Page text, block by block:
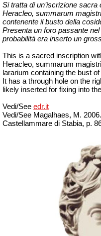
Si tratta di un’iscrizione
Heracleo, summarum
contenente il busto della
Presenta un foro passante
probabilità era inserto un
This is a sacred inscription
Heracleo, summarum
lararium containing the bust
It has a through hole on the
likely inserted for fixing into
Vedi/See edr.it
Vedi/See Magalhaes, M. 2006.
Castellammare di Stabia, p.